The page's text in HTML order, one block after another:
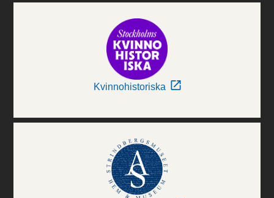
Kvinnohistoriska